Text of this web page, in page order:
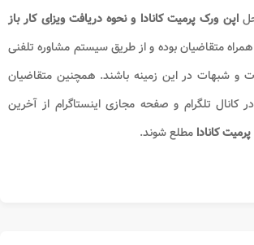
اپن ورک پرمیت کانادا و نحوه دریافت ویزای کار باز
متقاضیان بوده و از طریق سیستم مشاوره تلفنی
و شبهات در این زمینه باشند. همچنین متقاضیان
کانال تلگرام و صفحه مجازی اینستاگرام از آخرین
کانادا مطلع شوند.